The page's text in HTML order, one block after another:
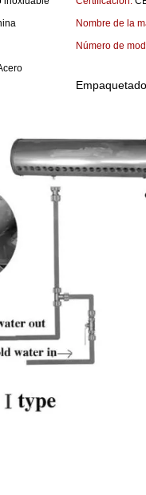
Nombre de la
Número de